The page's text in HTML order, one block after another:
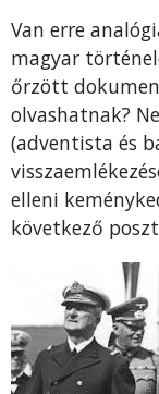
Van erre
magyar
őrzött
olvashatnak?
(adventista és
elleni
következő